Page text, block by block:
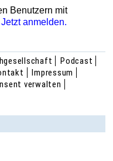
Benutzern mit
Jetzt anmelden.
Podcast
Impressum
verwalten